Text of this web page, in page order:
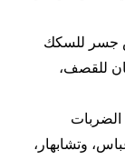
جسر للسكك
للقصف،
الضربات
وتشابهار،